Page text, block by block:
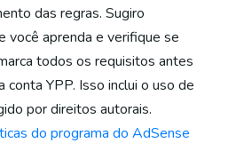
das regras. Sugiro
você aprenda e verifique se
todos os requisitos antes
conta YPP. Isso inclui o uso de
por direitos autorais.
do programa do AdSense